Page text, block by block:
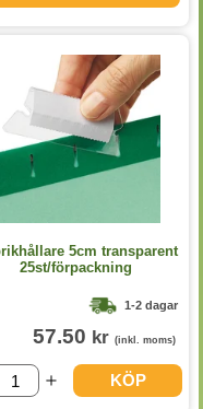
5cm transparent
25st/förpackning
1-2 dagar
57.50 kr (inkl. moms)
KÖP